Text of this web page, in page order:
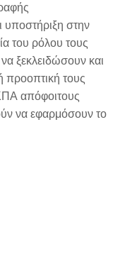
υποστήριξη στην
του ρόλου τους
ξεκλειδώσουν και
προοπτική τους
απόφοιτους
να εφαρμόσουν το